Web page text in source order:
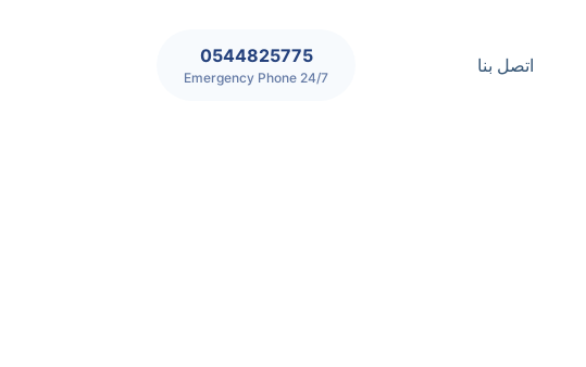
اتصل بنا 0544825775
24/7 Emergency Phone